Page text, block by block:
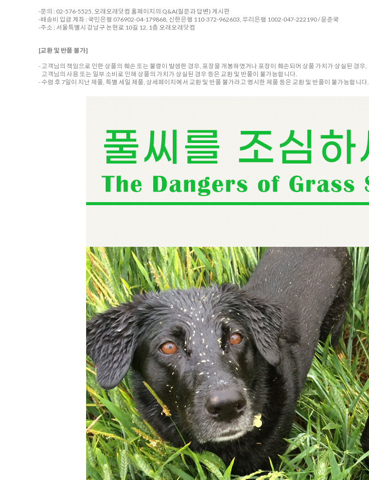
-문의 : 02-576-5525, 오래오래닷컴 홈페이지의 Q&A(질문과 답변) 게시판
-배송비 입금 계좌 : 국민은행 076902-04-179868, 신한은행 110-372-962603, 우리은행 1002-047-222190 / 윤준국
-주소 : 서울특별시 강남구 논현로 10길 12, 1층 오래오래닷컴
[교환 및 반품 불가]
- 고객님의 책임으로 인한 상품의 훼손 또는 불량이 발생한 경우, 포장을 개봉하였거나 포장이 훼손되어 상품 가치가 상실된 경우,
고객님의 사용 또는 일부 소비로 인해 상품의 가치가 상실된 경우 등은 교환 및 반품이 불가능합니다.
- 수령 후 7일이 지난 제품, 특별 세일 제품, 상세페이지에서 교환 및 반품 불가라고 명시한 제품 등은 교환 및 반품이 불가능합니다.